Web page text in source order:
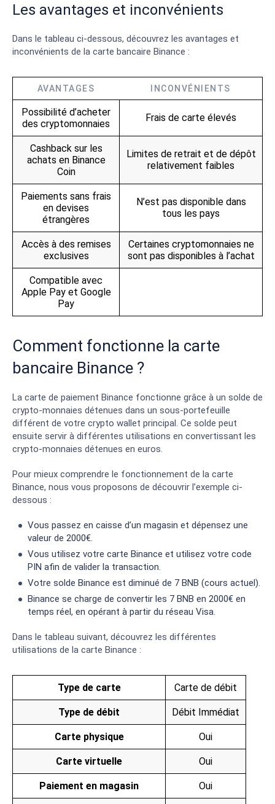
Les avantages et inconvénients
Dans le tableau ci-dessous, découvrez les avantages et
inconvénients de la carte bancaire Binance :
AVANTAGES INCONVÉNIENTS
Possibilité d’acheter
des cryptomonnaies
Frais de carte élevés
Cashback sur les
achats en Binance
Coin
Limites de retrait et de dépôt
relativement faibles
Paiements sans frais
en devises
étrangères
N’est pas disponible dans
tous les pays
Accès à des remises
exclusives
Certaines cryptomonnaies ne
sont pas disponibles à l’achat
Compatible avec
Apple Pay et Google
Pay
Comment fonctionne la carte
bancaire Binance ?
La carte de paiement Binance fonctionne grâce à un solde de
crypto-monnaies détenues dans un sous-portefeuille
différent de votre crypto wallet principal. Ce solde peut
ensuite servir à différentes utilisations en convertissant les
crypto-monnaies détenues en euros.
Pour mieux comprendre le fonctionnement de la carte
Binance, nous vous proposons de découvrir l’exemple ci-
dessous :
Vous passez en caisse d’un magasin et dépensez une
valeur de 2000€.
Vous utilisez votre carte Binance et utilisez votre code
PIN afin de valider la transaction.
Votre solde Binance est diminué de 7 BNB (cours actuel).
Binance se charge de convertir les 7 BNB en 2000€ en
temps réel, en opérant à partir du réseau Visa.
Dans le tableau suivant, découvrez les différentes
utilisations de la carte Binance :
Type de carte Carte de débit
Type de débit Débit Immédiat
Carte physique Oui
Carte virtuelle Oui
Paiement en magasin Oui